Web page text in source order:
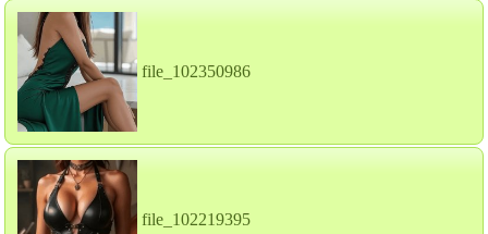
file_102350986
file_102219395